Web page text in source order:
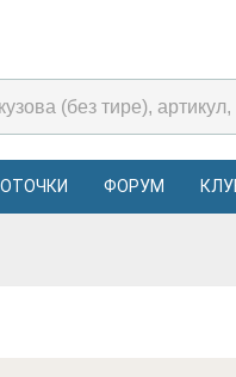
ФОРУМ